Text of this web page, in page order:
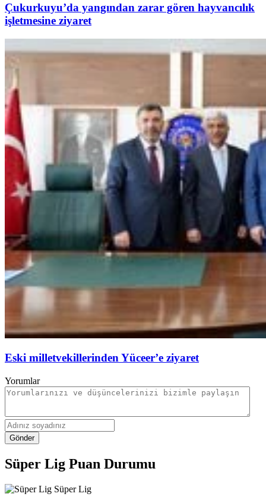
Çukurkuyu’da yangından zarar gören hayvancılık
işletmesine ziyaret
Eski milletvekillerinden Yüceer’e ziyaret
Yorumlar
Gönder
Süper Lig Puan Durumu
Süper Lig